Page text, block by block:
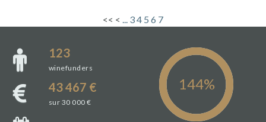
<< < 34 5 6 7
123
winefunders
43 467 €
sur 30 000 €